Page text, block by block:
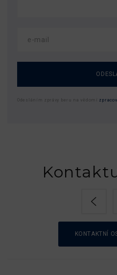
Odesláním zprávy beru na vědomí
KONTAKTNÍ